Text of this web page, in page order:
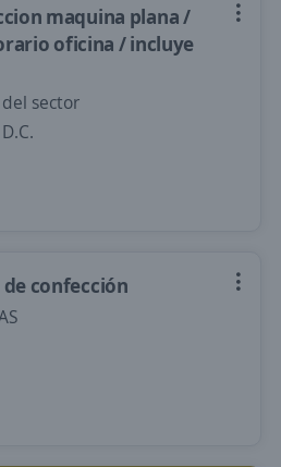
maquina plana /
oficina / incluye
sector
confección